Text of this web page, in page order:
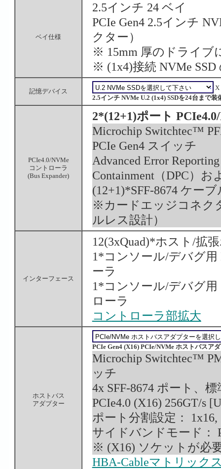
ベイ仕様
2.5インチ 24 ベイ
PCIe Gen4 2.5インチ
クター）
※ 15mm 厚のドライブ
※ (1x4)接続 NVMe
記憶デバイス
X
2.5インチ NVMe U.2 (1x4) SSDを24台まで装
PCIe4.0/NVMe
コントローラ
(Bus Expander)
2*(12+1)ポート
Microchip Switchtec™
PCIe Gen4 スイッチ
Advanced Error
Containment（DPC）お
(12+1)*SFF-8674 ケー
※カードエッジコネク
ルレス設計）
インターフェース
12(3xQuad)*ホスト/拡
1*コンソール/デバグ用
ーラ
1*コンソール/デバグ用
ローラ
コントローラ部拡大
ホストバス
アダプター
PCIe Gen4 (X16) PCIe/NVMe ホストバスア
Microchip Switchtec™
ッチ
4x SFF-8674 ポート、
PCIe4.0 (X16) 256GT/s
ポート分割設定： 1x16,
サイドバンドモード：
※ (X16) ソケットが必
HBA-Cableマトリック